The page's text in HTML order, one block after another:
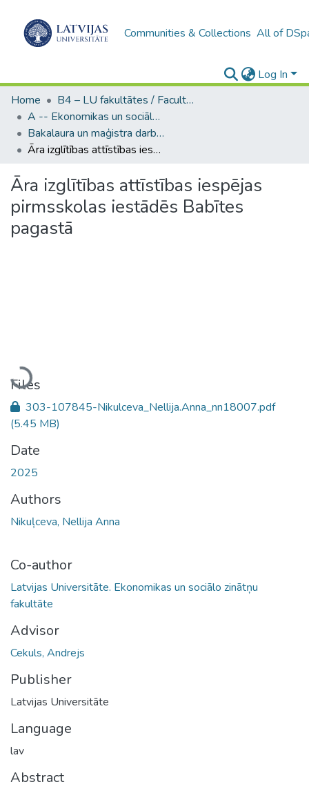
Communities & Collections All of
Log In
Home
B4 – LU fakultātes / Faculties of the UL
A -- Ekonomikas un sociālo zinātņu fakultāte / Faculty of Economics and Social Sciences
Bakalaura un maģistra darbi (ESZF) / Bachelor's and Master's theses
Āra izglītības attīstības iespējas pirmsskolas iestādēs Babītes pagastā
Āra izglītības attīstības iespējas
pirmsskolas iestādēs Babītes
pagastā
Loading...
Files
303-107845-Nikulceva_Nellija.Anna_nn18007.pdf
(5.45 MB)
Date
2025
Authors
Nikuļceva, Nellija Anna
Co-author
Latvijas Universitāte. Ekonomikas un sociālo zinātņu
fakultāte
Advisor
Cekuls, Andrejs
Publisher
Latvijas Universitāte
Language
lav
Abstract